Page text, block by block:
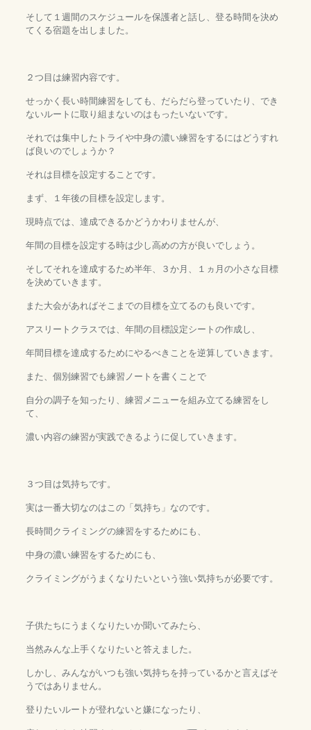
そして１週間のスケジュールを保護者と話し、登る時間を決め
てくる宿題を出しました。
２つ目は練習内容です。
せっかく長い時間練習をしても、だらだら登っていたり、でき
ないルートに取り組まないのはもったいないです。
それでは集中したトライや中身の濃い練習をするにはどうすれ
ば良いのでしょうか？
それは目標を設定することです。
まず、１年後の目標を設定します。
現時点では、達成できるかどうかわりませんが、
年間の目標を設定する時は少し高めの方が良いでしょう。
そしてそれを達成するため半年、３か月、１ヵ月の小さな目標
を決めていきます。
また大会があればそこまでの目標を立てるのも良いです。
アスリートクラスでは、年間の目標設定シートの作成し、
年間目標を達成するためにやるべきことを逆算していきます。
また、個別練習でも練習ノートを書くことで
自分の調子を知ったり、練習メニューを組み立てる練習をし
て、
濃い内容の練習が実践できるように促していきます。
３つ目は気持ちです。
実は一番大切なのはこの「気持ち」なのです。
長時間クライミングの練習をするためにも、
中身の濃い練習をするためにも、
クライミングがうまくなりたいという強い気持ちが必要です。
子供たちにうまくなりたいか聞いてみたら、
当然みんな上手くなりたいと答えました。
しかし、みんながいつも強い気持ちを持っているかと言えばそ
うではありません。
登りたいルートが登れないと嫌になったり、